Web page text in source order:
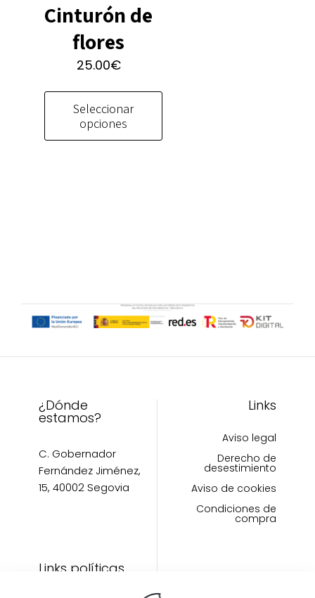
Cinturón de
flores
25.00€
Seleccionar
opciones
elegir
en
página
¿Dónde
estamos?
C. Gobernador
Fernández Jiménez,
15, 40002 Segovia
Links
Aviso legal
Derecho de
desestimiento
Aviso de cookies
Condiciones de
compra
Links políticas